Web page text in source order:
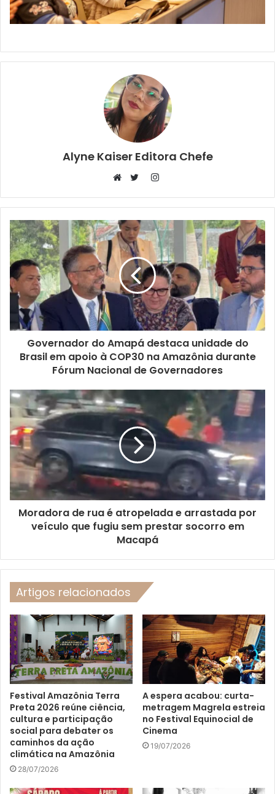
Alyne Kaiser Editora Chefe
Instagram
Governador do Amapá destaca unidade do
Brasil em apoio à COP30 na Amazônia durante
Fórum Nacional de Governadores
Moradora de rua é atropelada e arrastada por
veículo que fugiu sem prestar socorro em
Macapá
Artigos relacionados
Festival Amazônia Terra
Preta 2026 reúne ciência,
cultura e participação
social para debater os
caminhos da ação
climática na Amazônia
28/07/2026
A espera acabou: curta-
metragem Magrela estreia
no Festival Equinocial de
Cinema
19/07/2026